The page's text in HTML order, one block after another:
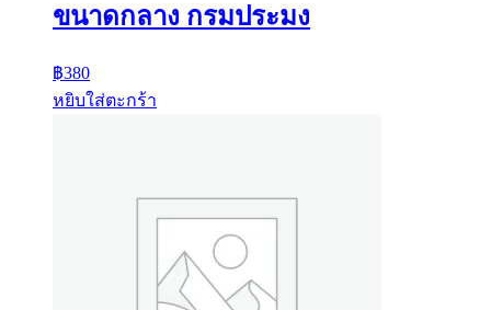
ขนาดกลาง กรมประมง
฿380
หยิบใส่ตะกร้า